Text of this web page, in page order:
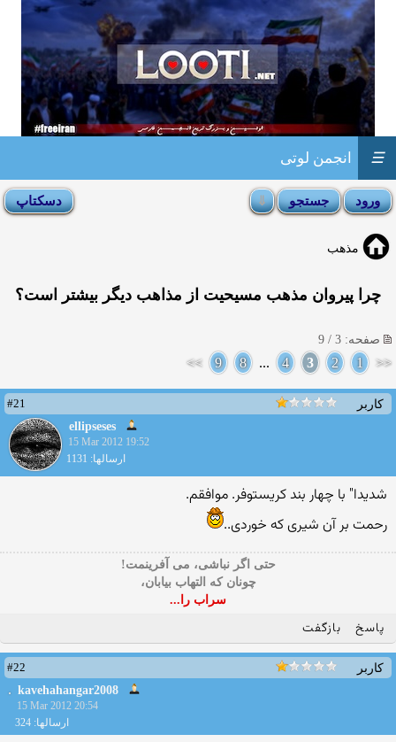
انجمن لوتی ☰
مذهب
چرا پیروان مذهب مسیحیت از مذاهب دیگر بیشتر است؟
صفحه: 3 / 9
<<
1
2
3
4
...
8
9
>>
کاربر
#21
ellipseses
15 Mar 2012 19:52
ارسالها: 1131
شدیدا" با چهار بند کریستوفر. موافقم.
رحمت بر آن شیری که خوردی..
حتی اگر نباشی، می آفرینمت!
چونان که التهاب بیابان،
سراب را...
پاسخ بازگفت
کاربر
#22
kavehahangar2008
15 Mar 2012 20:54
ارسالها: 324